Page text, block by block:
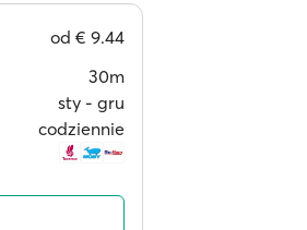
od € 9.44
30m
sty ‐ gru
codziennie